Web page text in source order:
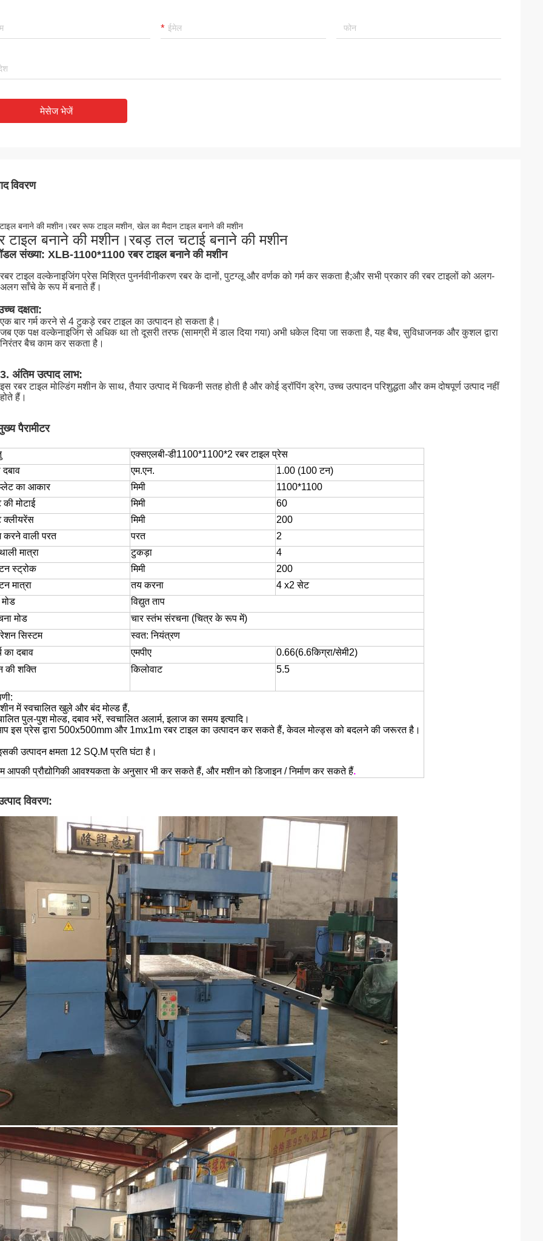
मेसेज भेजें
विवरण
बनाने की मशीन।रबर रूफ टाइल मशीन, खेल का मैदान टाइल बनाने की मशीन
टाइल बनाने की मशीन।रबड़ तल चटाई बनाने की मशीन
संख्या: XLB-1100*1100 रबर टाइल बनाने की मशीन
रबर टाइल वल्केनाइजिंग प्रेस मिश्रित पुनर्नवीनीकरण रबर के दानों, पुटग्लू और वर्णक को गर्म कर सकता है;और सभी प्रकार की रबर टाइलों को अलग-
अलग साँचे के रूप में बनाते हैं।
दक्षता:
एक बार गर्म करने से 4 टुकड़े रबर टाइल का उत्पादन हो सकता है।
जब एक पक्ष वल्केनाइजिंग से अधिक था तो दूसरी तरफ (सामग्री में डाल दिया गया) अभी धकेल दिया जा सकता है, यह बैच, सुविधाजनक और कुशल द्वारा
निरंतर बैच काम कर सकता है।
3. अंतिम उत्पाद लाभ:
इस रबर टाइल मोल्डिंग मशीन के साथ, तैयार उत्पाद में चिकनी सतह होती है और कोई ड्रॉपिंग ड्रेग, उच्च उत्पादन परिशुद्धता और कम दोषपूर्ण उत्पाद नहीं
होते हैं।
पैरामीटर
एक्सएलबी-डी1100*1100*2 रबर टाइल प्रेस
एम.एन. 1.00 (100 टन)
प्लेट का आकार
मिमी 1100*1100
की मोटाई
मिमी
60
क्लीयरेंस
मिमी
200
करने वाली परत
परत
2
मात्रा
टुकड़ा
4
स्ट्रोक
मिमी
200
मात्रा
तय करना
4 x2 सेट
मोड
विद्युत ताप
मोड
चार स्तंभ संरचना (चित्र के रूप में)
सिस्टम
स्वत: नियंत्रण
का दबाव
एमपीए 0.66(6.6किग्रा/सेमी2)
की शक्ति
किलोवाट 5.5
में स्वचालित खुले और बंद मोल्ड हैं,
पुल-पुश मोल्ड, दबाव भरें, स्वचालित अलार्म, इलाज का समय इत्यादि।
इस प्रेस द्वारा 500x500mm और 1mx1m रबर टाइल का उत्पादन कर सकते हैं, केवल मोल्ड्स को बदलने की जरूरत है।
उत्पादन क्षमता 12 SQ.M प्रति घंटा है।
आपकी प्रौद्योगिकी आवश्यकता के अनुसार भी कर सकते हैं, और मशीन को डिजाइन / निर्माण कर सकते हैं.
विवरण: